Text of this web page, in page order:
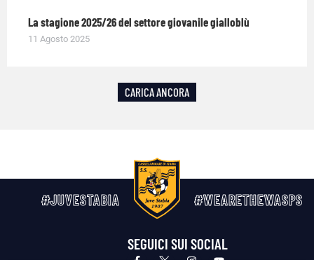
La stagione 2025/26 del settore giovanile gialloblù
11 Agosto 2025
CARICA ANCORA
#JUVESTABIA #WEARETHEWASPS
SEGUICI SUI SOCIAL